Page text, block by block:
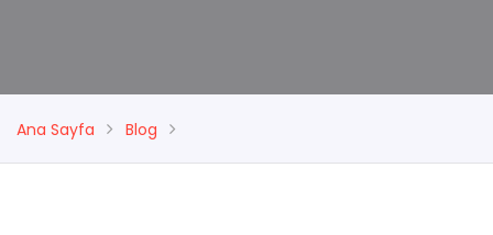
Ana Sayfa Blog